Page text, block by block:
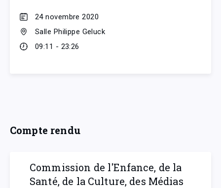
24 novembre 2020
Salle Philippe Geluck
09:11 - 23:26
Compte rendu
Commission de l'Enfance, de la
Santé, de la Culture, des Médias